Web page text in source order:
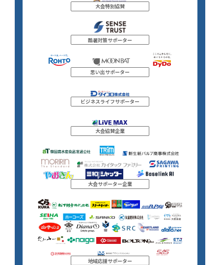
大会特別協賛
酷暑対策サポーター
思い出サポーター
ビジネスライフサポーター
大会協賛企業
大会サポーター企業
地域応援サポーター